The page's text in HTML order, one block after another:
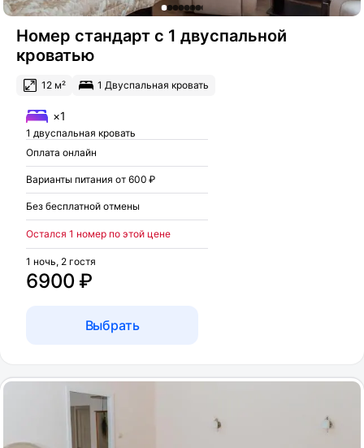
Номер стандарт с 1 двуспальной
кроватью
12 м² 1 Двуспальная кровать
×1
1 двуспальная кровать
Оплата онлайн
Варианты питания от 600 ₽
Без бесплатной отмены
Остался 1 номер по этой цене
6900 ₽
1 ночь, 2 гостя
Выбрать